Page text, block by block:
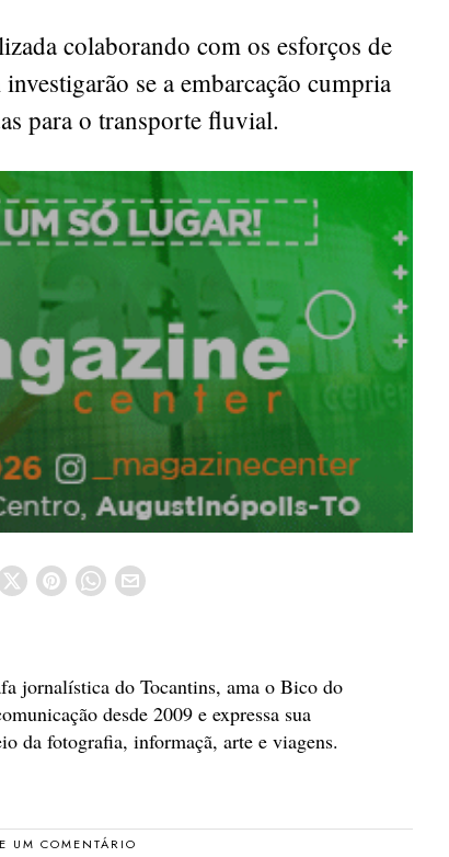
colaborando com os esforços de
se a embarcação cumpria
para o transporte fluvial.
jornalística do Tocantins, ama o Bico do
desde 2009 e expressa sua
da fotografia, informaçã, arte e viagens.
UM COMENTÁRIO